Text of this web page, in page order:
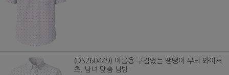
(DS260449) 여름용 구김없는 땡땡이 무늬 와이셔
츠, 남녀 맞춤 남방